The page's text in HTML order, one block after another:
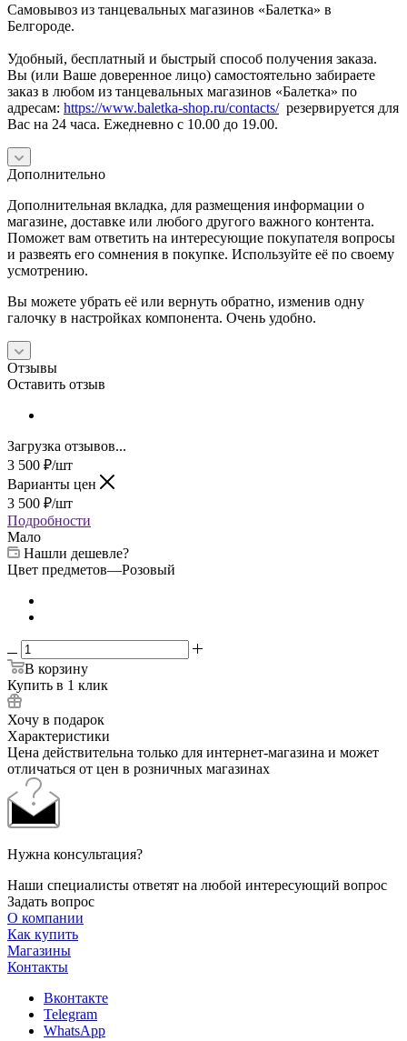
Самовывоз из танцевальных магазинов «Балетка» в
Белгороде.
Удобный, бесплатный и быстрый способ получения заказа.
Вы (или Ваше доверенное лицо) самостоятельно забираете
заказ в любом из танцевальных магазинов «Балетка» по
адресам: https://www.baletka-shop.ru/contacts/резервируется для
Вас на 24 часа. Ежедневно с 10.00 до 19.00.
Дополнительно
Дополнительная вкладка, для размещения информации о
магазине, доставке или любого другого важного контента.
Поможет вам ответить на интересующие покупателя вопросы
и развеять его сомнения в покупке. Используйте её по своему
усмотрению.
Вы можете убрать её или вернуть обратно, изменив одну
галочку в настройках компонента. Очень удобно.
Отзывы
Оставить отзыв
Загрузка отзывов...
3 500 ₽/шт
Варианты цен
3 500 ₽/шт
Подробности
Мало
Нашли дешевле?
Цвет предметов—Розовый
В корзину
Купить в 1 клик
Хочу в подарок
Характеристики
Цена действительна только для интернет-магазина и может
отличаться от цен в розничных магазинах
Нужна консультация?
Наши специалисты ответят на любой интересующий вопрос
Задать вопрос
О компании
Как купить
Магазины
Контакты
Вконтакте
Telegram
WhatsApp